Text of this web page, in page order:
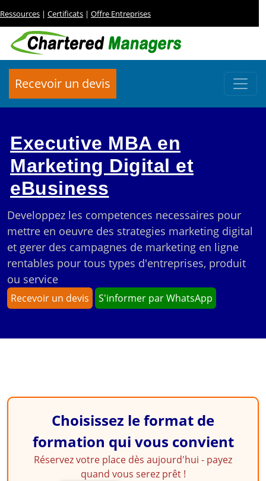
Ressources | Certificats | Offre Entreprises
Recevoir un devis
Executive MBA en
Marketing Digital et
eBusiness
Developpez les competences necessaires pour
mettre en oeuvre des strategies marketing digital
et gerer des campagnes de marketing en ligne
rentables pour tous types d'entreprises, produit
ou service
Recevoir un devis S'informer par WhatsApp
Choisissez le format de
formation qui vous convient
Réservez votre place dès aujourd'hui - payez
quand vous serez prêt !